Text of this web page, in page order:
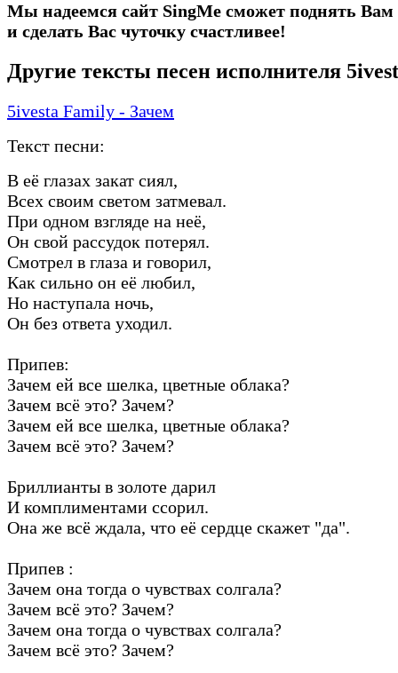
Мы надеемся сайт SingMe сможет поднять Вам
и сделать Вас чуточку счастливее!
Другие тексты песен исполнителя
5ivesta Family - Зачем
Текст песни:
В её глазах закат сиял,
Всех своим светом затмевал.
При одном взгляде на неё,
Он свой рассудок потерял.
Смотрел в глаза и говорил,
Как сильно он её любил,
Но наступала ночь,
Он без ответа уходил.
Припев:
Зачем ей все шелка, цветные облака?
Зачем всё это? Зачем?
Зачем ей все шелка, цветные облака?
Зачем всё это? Зачем?
Бриллианты в золоте дарил
И комплиментами ссорил.
Она же всё ждала, что её сердце скажет "да".
Припев :
Зачем она тогда о чувствах солгала?
Зачем всё это? Зачем?
Зачем она тогда о чувствах солгала?
Зачем всё это? Зачем?